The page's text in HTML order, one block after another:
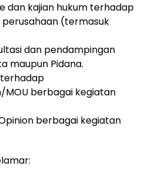
dan kajian hukum terhadap
(termasuk
dan pendampingan
maupun Pidana.
MOU berbagai kegiatan
berbagai kegiatan